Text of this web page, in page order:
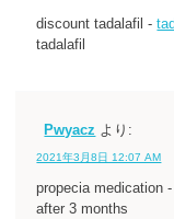
discount tadalafil -
tadalafil
Pwyacz より:
2021年3月8日 12:07 AM
propecia medication
after 3 months